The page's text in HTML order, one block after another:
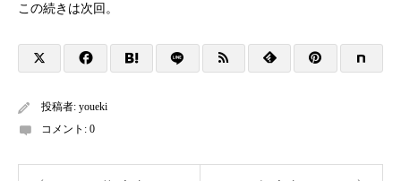
この続きは次回。
投稿者: youeki
コメント: 0